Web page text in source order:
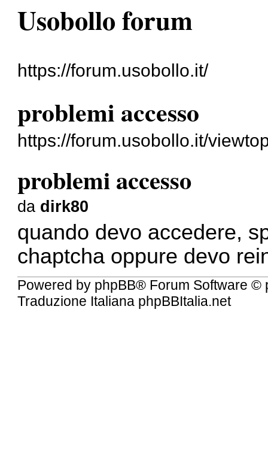
Usobollo forum
https://forum.usobollo.it/
problemi accesso
https://forum.usobollo.it/
problemi accesso
da dirk80
quando devo accedere,
chaptcha oppure devo
Powered by phpBB® Forum Software ©
Traduzione Italiana phpBBItalia.net